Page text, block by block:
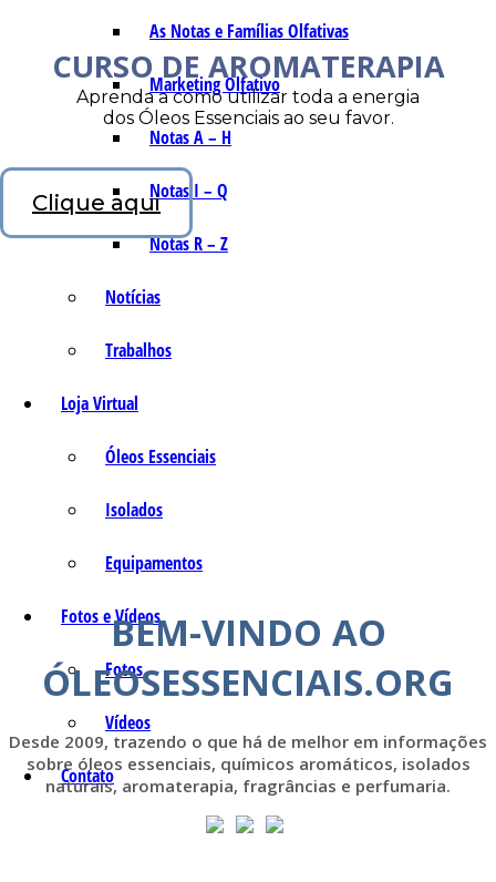
As Notas e Famílias Olfativas
Marketing Olfativo
Notas A – H
Notas I – Q
Notas R – Z
Notícias
Trabalhos
Loja Virtual
Óleos Essenciais
Isolados
Equipamentos
Fotos e Vídeos
Fotos
Vídeos
Contato
CURSO DE AROMATERAPIA
Aprenda a como utilizar toda a energia
dos Óleos Essenciais ao seu favor.
Clique aqui
BEM-VINDO AO
ÓLEOSESSENCIAIS.ORG
Desde 2009, trazendo o que há de melhor em informações
sobre óleos essenciais, químicos aromáticos, isolados
naturais, aromaterapia, fragrâncias e perfumaria.